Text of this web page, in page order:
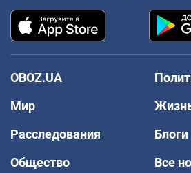
OBOZ.UA
Мир
Расследования
Блоги
Общество
Все